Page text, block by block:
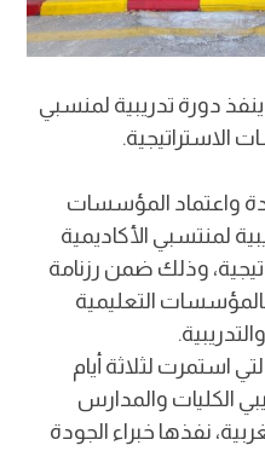
دورة تدريبية لمنسبي
الاستراتيجية.
واعتماد المؤسسات
لمنتسبي الأكاديمية
وذلك ضمن رزنامة
التعليمية
استمرت لثلاثة أيام
الكليات والمدارس
نفذها خبراء الجودة